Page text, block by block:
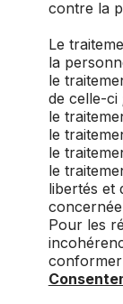
contre la
Le
la
le
de celle-ci
le
le
le
le
libertés et
Pour les